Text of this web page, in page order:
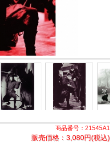
商品番号：21545A1
販売価格： 3,080円(税込)